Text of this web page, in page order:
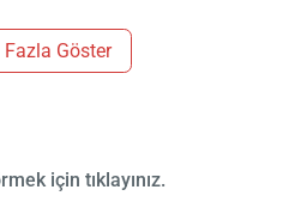
Fazla Göster
için tıklayınız.